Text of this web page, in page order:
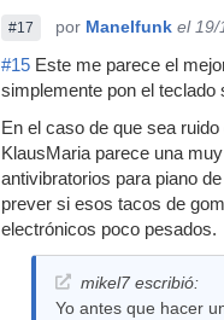
#17 por Manelfunk el 19/
#15 Este me parece el
simplemente pon el
En el caso de que sea
KlausMaria parece una
antivibratorios para piano
prever si esos tacos de
electrónicos poco pesados.
mikel7 escribió:
Yo antes que hacer